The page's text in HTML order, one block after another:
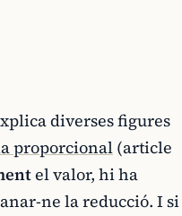
diverses figures
proporcional (article
el valor, hi ha
ne la reducció. I si